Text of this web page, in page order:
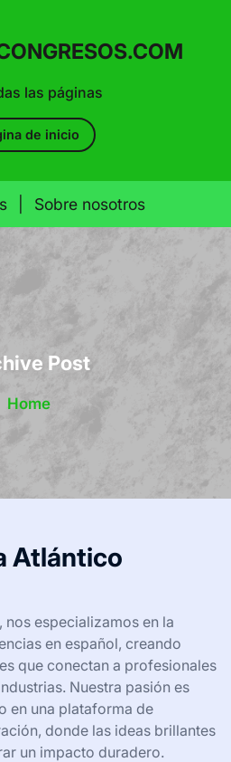
las páginas
de inicio
Sobre nosotros
Post
Home
Atlántico
especializamos en la
en español, creando
que conectan a profesionales
Nuestra pasión es
en una plataforma de
donde las ideas brillantes
un impacto duradero.